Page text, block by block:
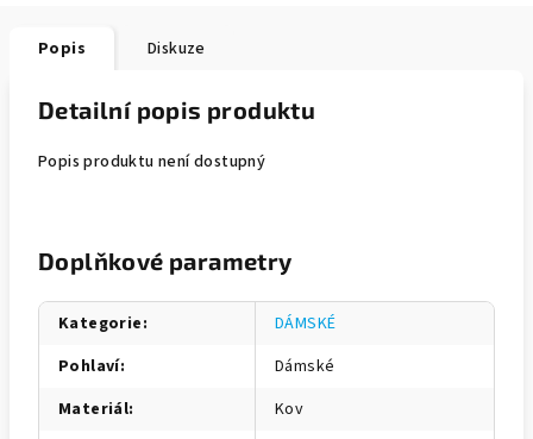
Popis Diskuze
Detailní popis produktu
Popis produktu není dostupný
Doplňkové parametry
Kategorie:
DÁMSKÉ
Pohlaví:
Dámské
Materiál:
Kov